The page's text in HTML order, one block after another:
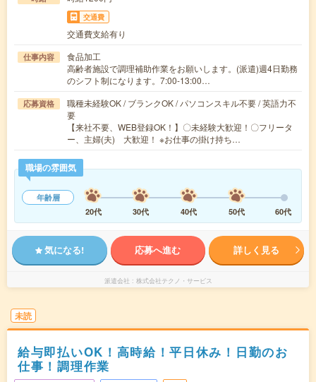
交通費
交通費支給有り
仕事内容
食品加工
高齢者施設で調理補助作業をお願いします。(派遣)週4日勤務
のシフト制になります。7:00-13:00…
応募資格
職種未経験OK / ブランクOK / パソコンスキル不要 / 英語力不
要
【来社不要、WEB登録OK！】〇未経験大歓迎！〇フリータ
ー、主婦(夫) 大歓迎！ ※お仕事の掛け持ち…
職場の雰囲気
年齢層
20代
30代 40代 50代 60代
気になる! 応募へ進む 詳しく見る
派遣会社 株式会社テクノ・サービス
未読
給与即払いOK！高時給！平日休み！日勤のお
仕事！調理作業